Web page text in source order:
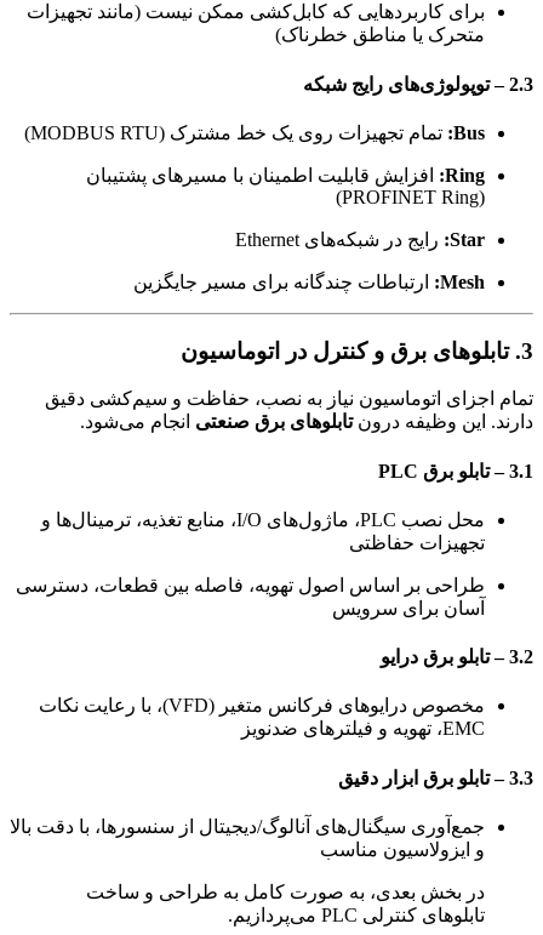
برای کاربردهایی که کابل‌کشی ممکن نیست (مانند تجهیزات
متحرک یا مناطق خطرناک)
2.3 – توپولوژی‌های رایج شبکه
Bus: تمام تجهیزات روی یک خط مشترک (MODBUS RTU)
Ring:
افزایش قابلیت اطمینان با مسیرهای پشتیبان
(PROFINET Ring)
Star: رایج در شبکه‌های Ethernet
Mesh: ارتباطات چندگانه برای مسیر جایگزین
3. تابلوهای برق و کنترل در اتوماسیون
تمام اجزای اتوماسیون نیاز به نصب، حفاظت و سیم‌کشی دقیق
دارند. این وظیفه درونتابلوهای برق صنعتی انجام می‌شود.
3.1 – تابلو برق PLC
محل نصب PLC، ماژول‌های I/O، منابع تغذیه، ترمینال‌ها و
تجهیزات حفاظتی
طراحی بر اساس اصول تهویه، فاصله بین قطعات، دسترسی
آسان برای سرویس
3.2 – تابلو برق درایو
مخصوص درایوهای فرکانس متغیر (VFD)، با رعایت نکات
EMC، تهویه و فیلترهای ضدنویز
3.3 – تابلو برق ابزار دقیق
جمع‌آوری سیگنال‌های آنالوگ/دیجیتال از سنسورها، با دقت بالا
و ایزولاسیون مناسب
در بخش بعدی، به صورت کامل به طراحی و ساخت
تابلوهای کنترلی PLC می‌پردازیم.